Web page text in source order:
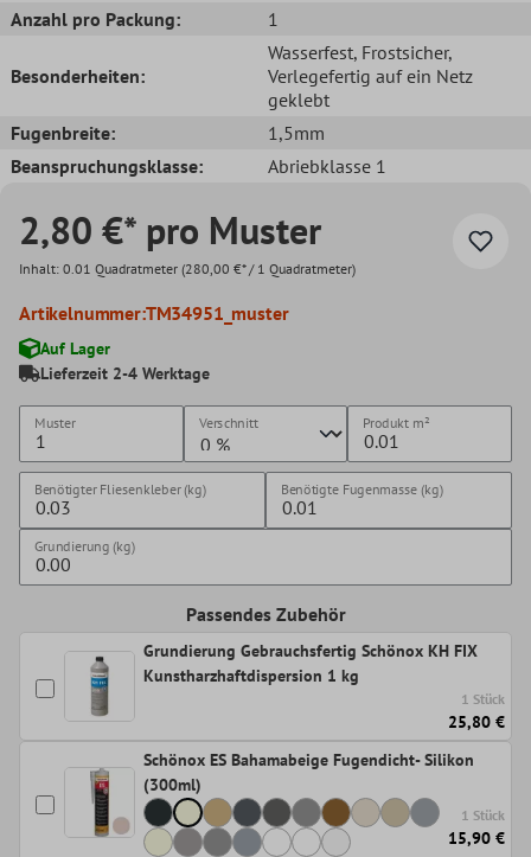
Anzahl pro Packung:
1
Besonderheiten:
Wasserfest, Frostsicher,
Verlegefertig auf ein Netz
geklebt
Fugenbreite:
1,5mm
Beanspruchungsklasse:
Abriebklasse 1
2,80 €* pro Muster
Inhalt: 0.01 Quadratmeter (280,00 €* / 1 Quadratmeter)
Artikelnummer:TM34951_muster
Auf Lager
Lieferzeit 2-4 Werktage
Muster Verschnitt Produkt m²
Benötigter Fliesenkleber (kg) Benötigte Fugenmasse (kg)
Grundierung (kg)
Passendes Zubehör
Grundierung Gebrauchsfertig Schönox KH FIX
Kunstharzhaftdispersion 1 kg
1 Stück
25,80 €
Schönox ES Bahamabeige Fugendicht- Silikon
(300ml)
1 Stück
15,90 €